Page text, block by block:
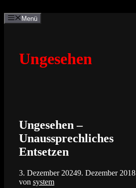
Inhalt
springen
Menü
Ungesehen
Ungesehen –
Unaussprechliches
Entsetzen
3. Dezember 20249. Dezember 2018
von system